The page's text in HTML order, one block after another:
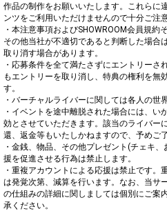
作品の制作をお願いいたします。これらに
ンツをご利用いただけませんので十分ご注
・本注意事項およびSHOWROOM会員規
その他当社が不適切であると判断した場合
取り消す場合があります。
・応募条件を全て満たさずにエントリーさ
もエントリーを取り消し、特典の権利を無
す。
・バーチャルライバーに関しては各人の世
・イベントを途中離脱された場合には、
効とさせていただきます。該当のライバー
還、返金等もいたしかねますので、予めご
・金銭、物品、その他プレゼント(チェキ
援を促進させる行為は禁止します。
・重複アカウントによる応援は禁止です
は発覚次第、減算を行います。なお、当サ
の仕組みの詳細に関しましては個別にご案
承ください。